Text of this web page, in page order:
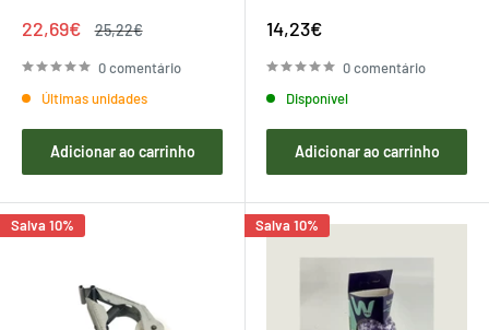
Preço
venda
22,69€
Preço
25,22€
0 comentário
Últimas unidades
Adicionar ao carrinho
Preço
venda
14,23€
0 comentário
Disponível
Adicionar ao carrinho
Salva 10% Salva 10%